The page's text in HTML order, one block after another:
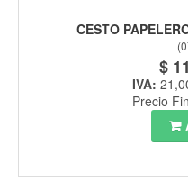
CESTO
(
$
IVA:
Precio